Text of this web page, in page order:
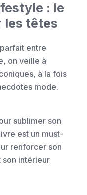
: le
les têtes
entre
on veille à
à la fois
mode.
sublimer son
est un must-
renforcer son
son intérieur